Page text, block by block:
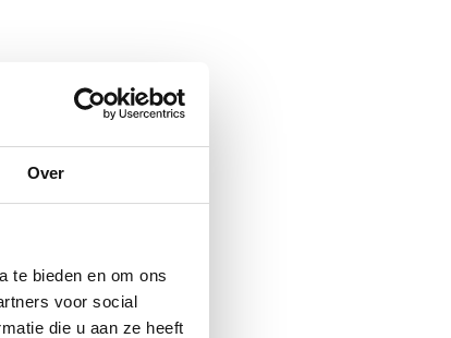
Over
te bieden en om ons
voor social
die u aan ze heeft